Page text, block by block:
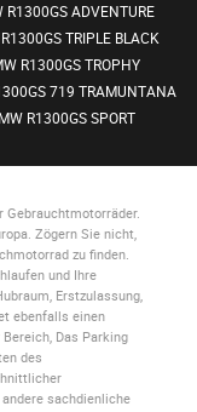
R1300GS ADVENTURE
TRIPLE BLACK
R1300GS TROPHY
719 TRAMUNTANA
R1300GS SPORT
Zögern Sie nicht,
zu finden.
und Ihre
Erstzulassung,
ebenfalls einen
Das Parking
des
sachdienliche